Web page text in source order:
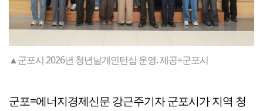
▲군포시 2026년 청년날개인턴십 운영. 제공=군포시
군포=에너지경제신문 강근주기자 군포시가 지역 청